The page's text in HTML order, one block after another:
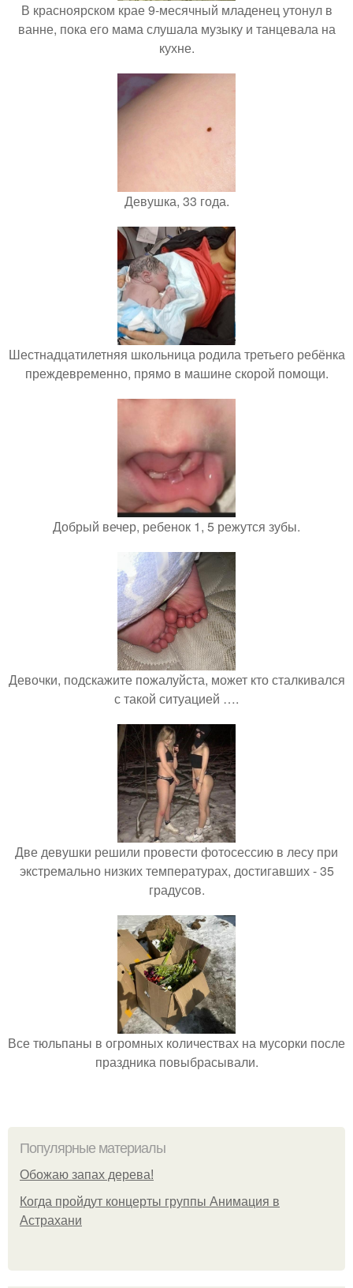
В красноярском крае 9-месячный младенец утонул в
ванне, пока его мама слушала музыку и танцевала на
кухне.
Девушка, 33 года.
Шестнадцатилетняя школьница родила третьего ребёнка
преждевременно, прямо в машине скорой помощи.
Добрый вечер, ребенок 1, 5 режутся зубы.
Девочки, подскажите пожалуйста, может кто сталкивался
с такой ситуацией ….
Две девушки решили провести фотосессию в лесу при
экстремально низких температурах, достигавших - 35
градусов.
Все тюльпаны в огромных количествах на мусорки после
праздника повыбрасывали.
Популярные материалы
Обожaю зaпах деpева!
Когда пройдут концерты группы Анимация в
Астрахани